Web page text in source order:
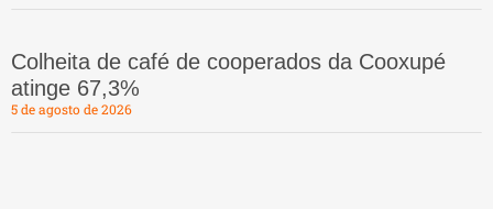
Colheita de café de cooperados da Cooxupé
atinge 67,3%
5 de agosto de 2026